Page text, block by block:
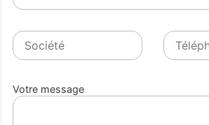
Votre message